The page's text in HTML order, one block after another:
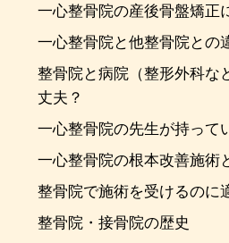
一心整骨院の産後骨盤矯正
一心整骨院と他整骨院との
整骨院と病院（整形外科な
丈夫？
一心整骨院の先生が持って
一心整骨院の根本改善施術
整骨院で施術を受けるのに
整骨院・接骨院の歴史